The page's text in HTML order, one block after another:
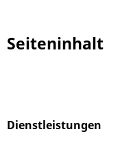
Seiteninhalt
Dienstleistungen